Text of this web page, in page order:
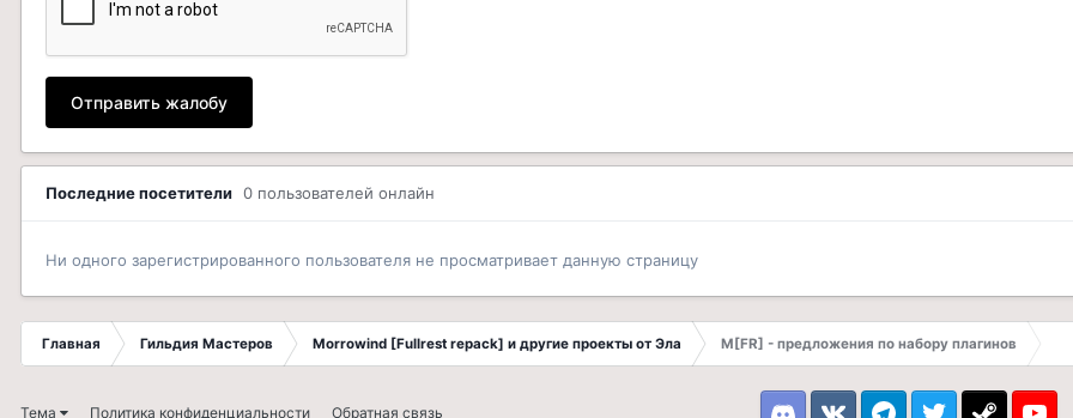
Отправить жалобу
Последние посетители 0 пользователей онлайн
Ни одного зарегистрированного пользователя не просматривает данную страницу
Главная Гильдия Мастеров Morrowind [Fullrest repack] и другие проекты от Эла M[FR] - предложения по набору плагинов
Тема Политика конфиденциальности Обратная связь